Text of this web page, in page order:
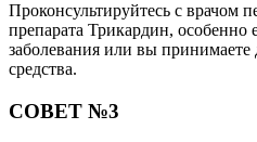
Проконсультируйтесь с врачом
препарата Трикардин, особенно
заболевания или вы принимаете
средства.
СОВЕТ №3